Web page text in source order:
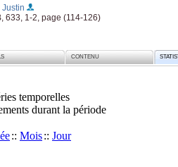
Justin
633, 1-2, page (114-126)
CONTENU